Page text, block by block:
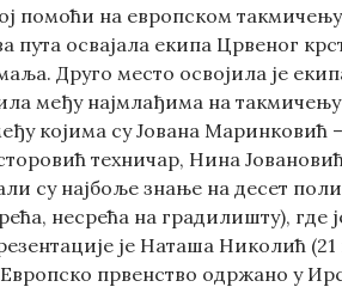
помоћи на европском такмичењу
пута освајала екипа Црвеног
Друго место освојила је
међу најмлађима на
којима су Јована Маринковић
техничар, Нина
су најбоље знање на десет
несрећа на градилишту),
је Наташа Николић
Европско првенство одржано у